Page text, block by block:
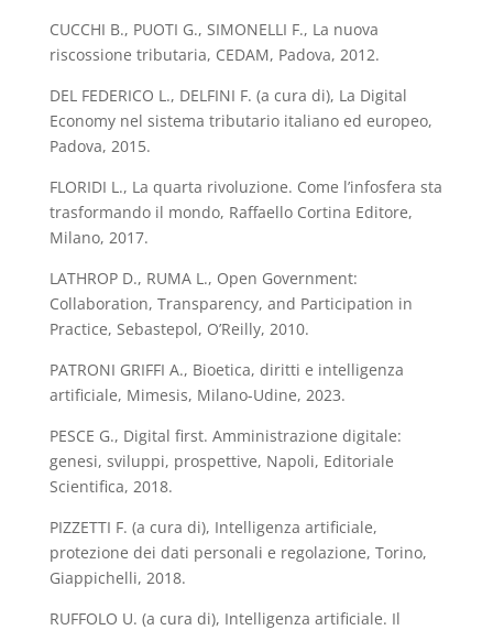
CUCCHI B., PUOTI G., SIMONELLI F., La nuova
riscossione tributaria, CEDAM, Padova, 2012.
DEL FEDERICO L., DELFINI F. (a cura di), La Digital
Economy nel sistema tributario italiano ed europeo,
Padova, 2015.
FLORIDI L., La quarta rivoluzione. Come l’infosfera sta
trasformando il mondo, Raffaello Cortina Editore,
Milano, 2017.
LATHROP D., RUMA L., Open Government:
Collaboration, Transparency, and Participation in
Practice, Sebastepol, O’Reilly, 2010.
PATRONI GRIFFI A., Bioetica, diritti e intelligenza
artificiale, Mimesis, Milano-Udine, 2023.
PESCE G., Digital first. Amministrazione digitale:
genesi, sviluppi, prospettive, Napoli, Editoriale
Scientifica, 2018.
PIZZETTI F. (a cura di), Intelligenza artificiale,
protezione dei dati personali e regolazione, Torino,
Giappichelli, 2018.
RUFFOLO U. (a cura di), Intelligenza artificiale. Il